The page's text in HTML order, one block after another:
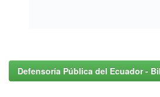
Defensoría Pública del Ecuador -